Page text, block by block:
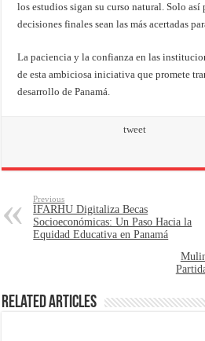
los estudios sigan su curso natural. Solo así
decisiones finales sean las más acertadas
La paciencia y la confianza en las
de esta ambiciosa iniciativa que promete
desarrollo de Panamá.
tweet
Previous
IFARHU Digitaliza Becas
Socioeconómicas: Un Paso Hacia la
Equidad Educativa en Panamá
Related Articles